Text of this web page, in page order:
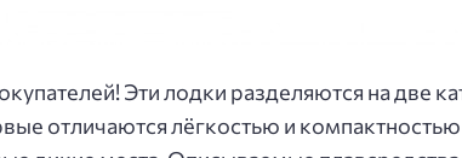
Эти лодки разделяются на две
отличаются лёгкостью и